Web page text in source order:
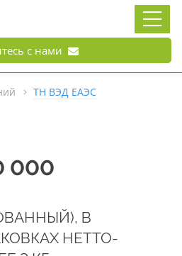
с нами
ТН ВЭД ЕАЭС
000
В
НЕТТО-